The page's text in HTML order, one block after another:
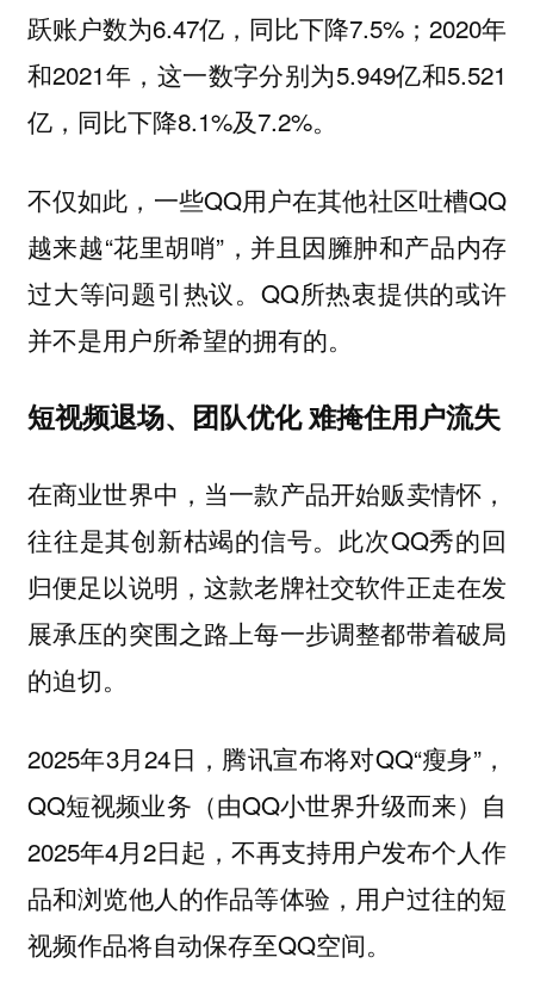
跃账户数为6.47亿，同比下降7.5%；2020年
和2021年，这一数字分别为5.949亿和5.521
亿，同比下降8.1%及7.2%。
不仅如此，一些QQ用户在其他社区吐槽QQ
越来越“花里胡哨”，并且因臃肿和产品内存
过大等问题引热议。QQ所热衷提供的或许
并不是用户所希望的拥有的。
短视频退场、团队优化 难掩住用户流失
在商业世界中，当一款产品开始贩卖情怀，
往往是其创新枯竭的信号。此次QQ秀的回
归便足以说明，这款老牌社交软件正走在发
展承压的突围之路上每一步调整都带着破局
的迫切。
2025年3月24日，腾讯宣布将对QQ“瘦身”，
QQ短视频业务（由QQ小世界升级而来）自
2025年4月2日起，不再支持用户发布个人作
品和浏览他人的作品等体验，用户过往的短
视频作品将自动保存至QQ空间。